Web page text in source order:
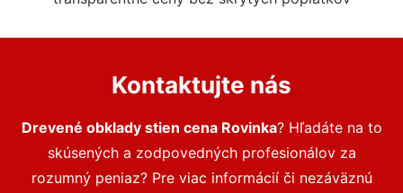
Kontaktujte nás
Drevené obklady stien cena Rovinka? Hľadáte na to
skúsených a zodpovedných profesionálov za
rozumný peniaz? Pre viac informácií či nezáväznú